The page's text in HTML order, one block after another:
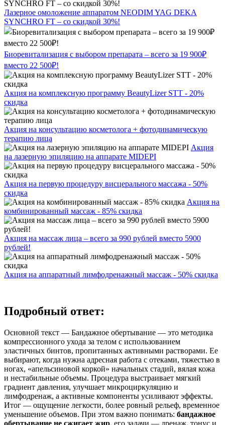
Лазерное омоложение аппаратом NEODIM YAG DEKA
SYNCHRO FT – со скидкой 30%!
Биоревитализация с выбором препарата – всего за 19 900₽
вместо 22 500₽!
Акция на комплексную программу BeautyLizer STT - 20%
скидка
Акция на консультацию косметолога + фотодинамическую
терапию лица
Акция
на лазерную эпиляцию на аппарате MIDEPI
Акция на первую процедуру висцерального массажа - 50%
скидка
Акция на
комбинированный массаж - 85% скидка
Акция на массаж лица – всего за 990 рублей вместо 5900
рублей!
Акция на аппаратный лимфодренажный массаж - 50% скидка
Подробный ответ:
Основной текст — Бандажное обертывание — это методика
компрессионного ухода за телом с использованием
эластичных бинтов, пропитанных активными растворами. Ее
выбирают, когда нужна адресная работа с отеками, тяжестью в
ногах, «апельсиновой коркой» начальных стадий, вялая кожа
и нестабильные объемы. Процедура выстраивает мягкий
градиент давления, улучшает микроциркуляцию и
лимфодренаж, а активные компоненты усиливают эффекты.
Итог — ощущение легкости, более ровный рельеф, временное
уменьшение объемов. При этом важно понимать: бандажное
обертывание не сжигает жир, его задачи — дренаж, тонус и